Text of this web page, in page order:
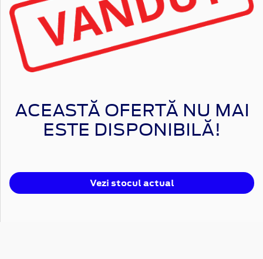
ACEASTĂ OFERTĂ NU MAI
ESTE DISPONIBILĂ!
Vezi stocul actual